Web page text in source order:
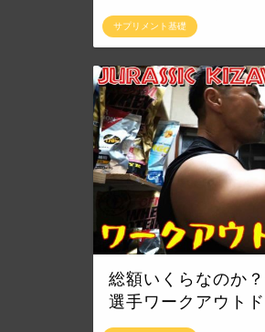
サプリメント基礎
総額いくらなのか
選手ワークアウト